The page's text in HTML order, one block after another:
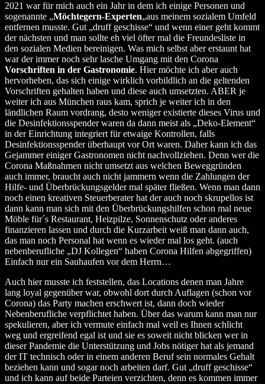
2021 war für mich auch ein Jahr in dem ich einige Personen und
sogenannte „Möchtegern-Experten„aus meinem sozialem Umfeld
entfernen musste. Gut „druff geschisse“ und wenn einer geht kommt
der nächsten und man sollte eh viel öfter mal die Freundesliste in
den sozialen Medien bereinigen. Was mich selbst aber erstaunt hat
war der immer noch sehr lasche Umgang mit den Corona
Vorschriften in der Gastronomie. Hier möchte ich aber auch
hervorheben, das sich einige wirklich vorbildlich an die geltenden
Vorschriften gehalten haben und diese auch umsetzten. ABER je
weiter ich aus München raus kam, sprich je weiter ich in den
ländlichen Raum vordrang, desto weniger existierte dieses Virus und
die Desinfektionsspender waren da dann meist als „Deko-Element“
in der Einrichtung integriert für etwaige Kontrollen, falls
Desinfektionsspender überhaupt vor Ort waren. Daher kann ich das
Gejammer einiger Gastronomen nicht nachvollziehen. Denn wer die
Corona Maßnahmen nicht umsetzt aus welchen Beweggründen
auch immer, braucht auch nicht jammern wenn die Zahlungen der
Hilfe- und Überbrückungsgelder mal später fließen. Wenn man dann
noch einen kreativen Steuerberater hat der auch noch skrupellos ist
dann kann man sich mit den Überbrückungshilfen schon mal neue
Möble für´s Restaurant, Heizpilze, Sonnenschutz oder anderes
finanzieren lassen und durch die Kurzarbeit weiß man dann auch,
das man noch Personal hat wenn es wieder mal los geht. (auch
nebenberufliche „DJ Kollegen“ haben Corona Hilfen abgegriffen)
Einfach nur ein Sauhaufen vor dem Herrn…
Auch hier musste ich feststellen, das Locations denen man Jahre
lang loyal gegenüber war, obwohl dort durch Auflagen (schon vor
Corona) das Party machen erschwert ist, dann doch wieder
Nebenberufliche verpflichtet haben. Über das warum kann man nur
spekulieren, aber ich vermute einfach mal weil es Ihnen schlicht
weg und ergreifend egal ist und sie es soweit nicht blicken wer in
dieser Pandemie die Unterstützung und Jobs nötiger hat als jemand
der IT technisch oder in einem anderen Beruf sein normales Gehalt
beziehen kann und sogar noch arbeiten darf. Gut „druff geschisse“
und ich kann auf beide Parteien verzichten, denn es kommen immer